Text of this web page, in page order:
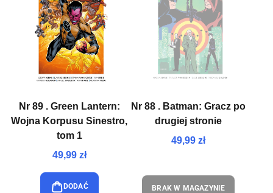
Nr 89 . Green Lantern:
Wojna Korpusu Sinestro,
tom 1
49,99 zł
DODAĆ
Nr 88 . Batman: Gracz po
drugiej stronie
49,99 zł
BRAK W MAGAZYNIE